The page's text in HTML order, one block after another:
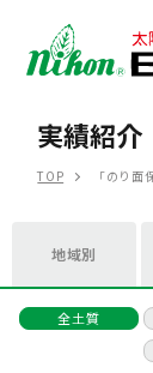
実績紹介
TOP 「のり面
地域別
全土質